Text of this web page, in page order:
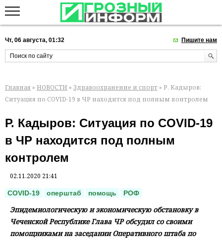
Чт, 06 августа, 01:32 Пишите нам
Главная » НОВОСТИ » Здравоохранение и спорт » Р. Кадыров:
Ситуация по COVID-19 в ЧР находится под полным контролем
Р. Кадыров: Ситуация по COVID-19
в ЧР находится под полным
контролем
02.11.2020 21:41
COVID-19 оперштаб помощь РОФ
Эпидемиологическую и экономическую обстановку в
Чеченской Республике Глава ЧР обсудил со своими
помощниками на заседании Оперативного штаба по